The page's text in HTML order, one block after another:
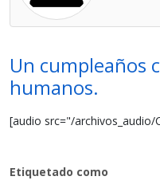
Un cumpleaños
humanos.
[audio src="/archivos_audio/
Etiquetado como